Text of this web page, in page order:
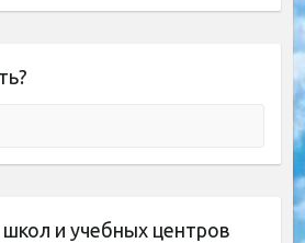
и учебных центров